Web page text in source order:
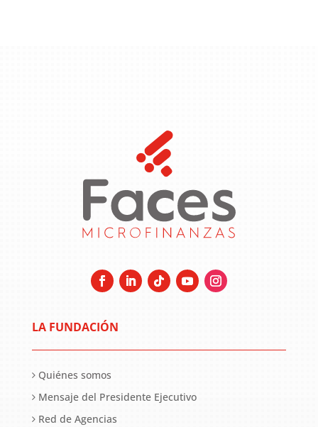
LA FUNDACIÓN
Quiénes somos
Mensaje del Presidente Ejecutivo
Red de Agencias